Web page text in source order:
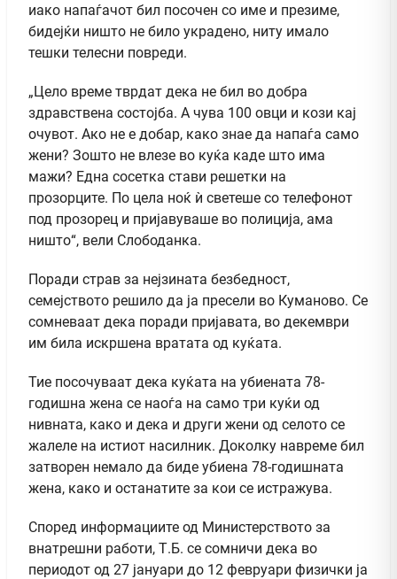
иако напаѓачот бил посочен со име и презиме,
бидејќи ништо не било украдено, ниту имало
тешки телесни повреди.
„Цело време тврдат дека не бил во добра
здравствена состојба. А чува 100 овци и кози кај
очувот. Ако не е добар, како знае да напаѓа само
жени? Зошто не влезе во куќа каде што има
мажи? Една сосетка стави решетки на
прозорците. По цела ноќ ѝ светеше со телефонот
под прозорец и пријавуваше во полиција, ама
ништо“, вели Слободанка.
Поради страв за нејзината безбедност,
семејството решило да ја пресели во Куманово. Се
сомневаат дека поради пријавата, во декември
им била искршена вратата од куќата.
Тие посочуваат дека куќата на убиената 78-
годишна жена се наоѓа на само три куќи од
нивната, како и дека и други жени од селото се
жалеле на истиот насилник. Доколку навреме бил
затворен немало да биде убиена 78-годишната
жена, како и останатите за кои се истражува.
Според информациите од Министерството за
внатрешни работи, Т.Б. се сомничи дека во
периодот од 27 јануари до 12 февруари физички ја